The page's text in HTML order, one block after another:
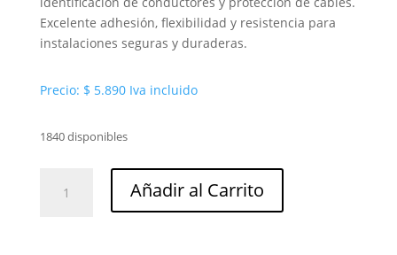
Excelente adhesión, flexibilidad y resistencia para
instalaciones seguras y duraderas.
Precio: $ 5.890 Iva incluido
1840 disponibles
Añadir al Carrito